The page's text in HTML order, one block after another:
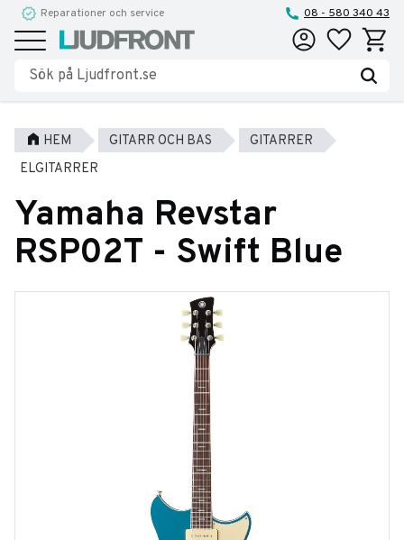
Meny
Reparationer och service 08 - 580 340 43
Favoriter
HEM GITARR OCH BAS
GITARRER
ELGITARRER
Yamaha Revstar
RSP02T - Swift Blue